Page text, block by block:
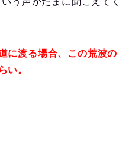
に渡る場合、この荒波の
い。